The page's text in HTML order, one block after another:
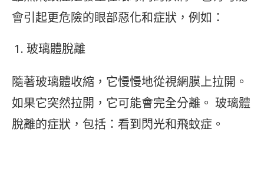
會引起更危險的眼部惡化和症狀，例如：
玻璃體脫離
隨著玻璃體收縮，它慢慢地從視網膜上拉開。
如果它突然拉開，它可能會完全分離。 玻璃體
脫離的症狀，包括：看到閃光和飛蚊症。